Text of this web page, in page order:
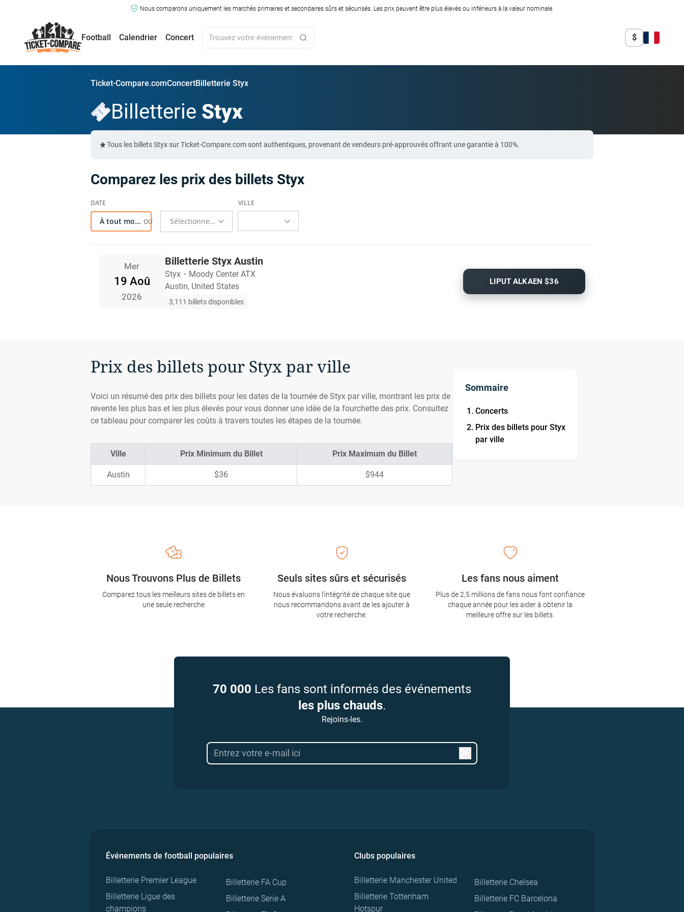
Nous comparons uniquement les marchés primaires et secondaires sûrs et sécurisés. Les prix peuvent être plus élevés ou inférieurs à la valeur nominale.
Football Calendrier Concert $
Ticket-Compare.comConcertBilletterie Styx
Billetterie Styx
Tous les billets Styx sur Ticket-Compare.com sont authentiques, provenant de vendeurs pré-approuvés offrant une garantie à 100%.
Comparez les prix des billets Styx
À tout moment
Mer
19 Aoû
2026
Billetterie Styx Austin
Styx ・ Moody Center ATX
Austin, United States
3,111 billets disponibles
LIPUT ALKAEN $36
Prix des billets pour Styx par ville
Voici un résumé des prix des billets pour les dates de la tournée de Styx par ville, montrant les prix de
revente les plus bas et les plus élevés pour vous donner une idée de la fourchette des prix. Consultez
ce tableau pour comparer les coûts à travers toutes les étapes de la tournée.
Ville Prix Minimum du Billet Prix Maximum du Billet
Austin $36 $944
Sommaire
Concerts
Prix des billets pour Styx
par ville
Seuls sites sûrs et sécurisés
Nous évaluons l'intégrité de chaque site que
nous recommandons avant de les ajouter à
votre recherche.
Nous Trouvons Plus de Billets
Comparez tous les meilleurs sites de billets en
une seule recherche
Les fans nous aiment
Plus de 2,5 millions de fans nous font confiance
chaque année pour les aider à obtenir la
meilleure offre sur les billets.
70 000 Les fans sont informés des événements
les plus chauds.
Rejoins-les.
Événements de football populaires
Billetterie Premier League
Billetterie Ligue des
champions
Billetterie FA Cup
Billetterie Serie A
Clubs populaires
Billetterie Manchester United
Billetterie Tottenham
Hotspur
Billetterie Chelsea
Billetterie FC Barcelona